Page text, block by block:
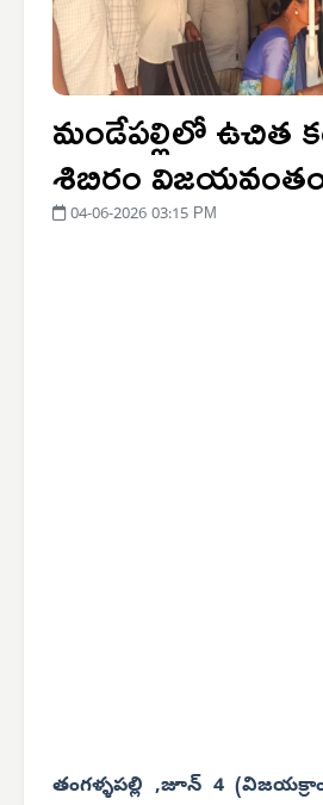
మండేపల్లిలో ఉచిత
శిబిరం
04-06-2026 03:15 PM
తంగళ్ళపల్లి ,జూన్ 4